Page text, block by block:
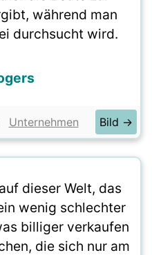
während man
durchsucht wird.
Unternehmen Bild →
dieser Welt, das
wenig schlechter
billiger verkaufen
die sich nur am